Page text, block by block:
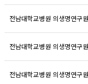
전남대학교병원 의생명연구
전남대학교병원 의생명연구
전남대학교병원 의생명연구